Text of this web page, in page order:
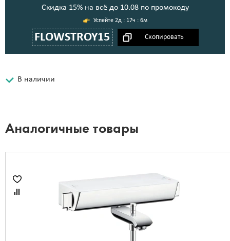
Cкидка 15% на всё до 10.08 по промокоду
FLOWSTROY15
2д : 17ч : 6м
В наличии
Аналогичные товары